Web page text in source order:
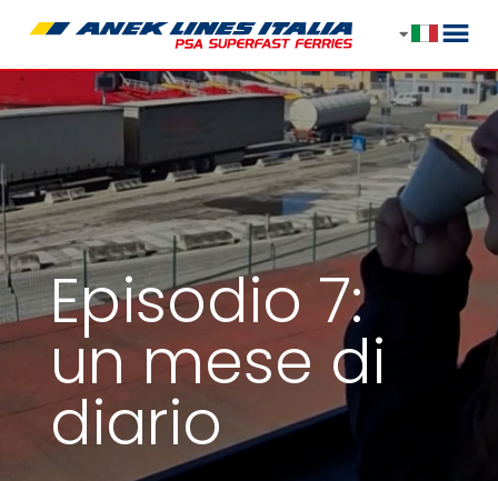
Episodio 7:
un mese di
diario